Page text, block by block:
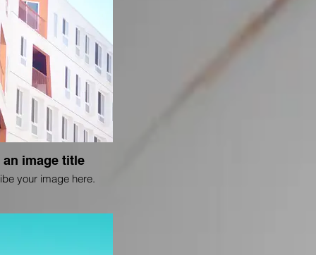
an image title
your image here.